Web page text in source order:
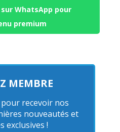
WhatsApp pour
premium
MEMBRE
recevoir nos
nouveautés et
exclusives !